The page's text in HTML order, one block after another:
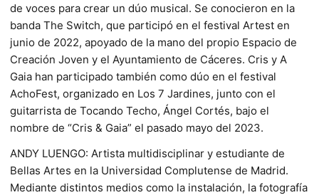
de voces para crear un dúo musical. Se conocieron en la
banda The Switch, que participó en el festival Artest en
junio de 2022, apoyado de la mano del propio Espacio de
Creación Joven y el Ayuntamiento de Cáceres. Cris y A
Gaia han participado también como dúo en el festival
AchoFest, organizado en Los 7 Jardines, junto con el
guitarrista de Tocando Techo, Ángel Cortés, bajo el
nombre de “Cris & Gaia” el pasado mayo del 2023.
ANDY LUENGO: Artista multidisciplinar y estudiante de
Bellas Artes en la Universidad Complutense de Madrid.
Mediante distintos medios como la instalación, la fotografía